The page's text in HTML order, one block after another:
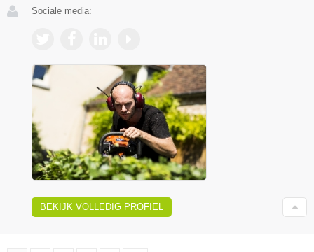
Sociale media:
BEKIJK VOLLEDIG PROFIEL